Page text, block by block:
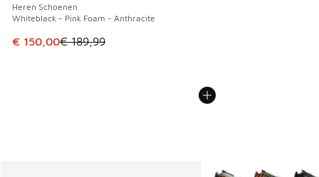
Heren Schoenen
Whiteblack - Pink Foam - Anthracite
Dit artikel is in de uitverkoop. Dit artikel is in de
€ 150,00€ 189,99
Meer kleuren